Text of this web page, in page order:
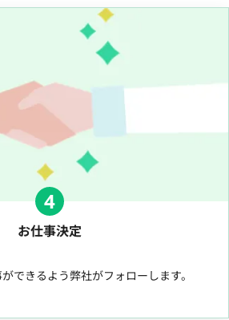
4
お仕事決定
できるよう弊社がフォローします。